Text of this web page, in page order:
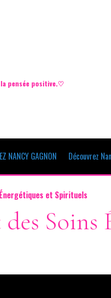
pensée positive.♡
NANCY GAGNON Découvrez
et Spirituels
Soins